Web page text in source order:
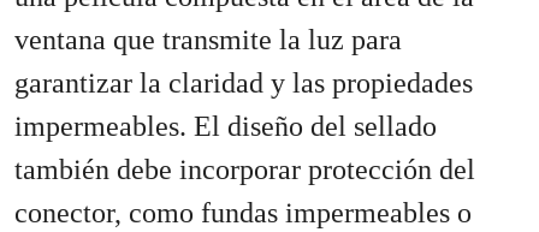
ventana que transmite la luz para
garantizar la claridad y las propiedades
impermeables. El diseño del sellado
también debe incorporar protección del
conector, como fundas impermeables o